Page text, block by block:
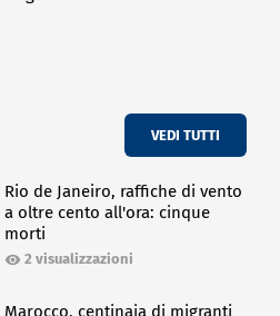
VEDI TUTTI
Rio de Janeiro, raffiche di vento
a oltre cento all'ora: cinque
morti
2 visualizzazioni
Marocco, centinaia di migranti